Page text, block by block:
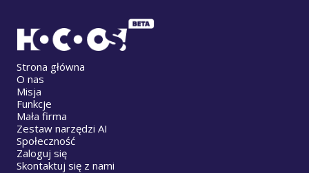
Strona główna
O nas
Misja
Funkcje
Mała firma
Zestaw narzędzi AI
Społeczność
Zaloguj się
Skontaktuj się z nami